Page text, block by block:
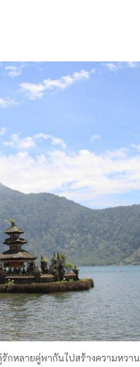
กหลายคู่พากันไปสร้างความหวาน